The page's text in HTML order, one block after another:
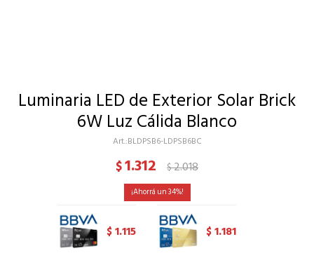
Luminaria LED de Exterior Solar Brick
6W Luz Cálida Blanco
BLDPSB6-LDPSB6BC
$1.312 $2.018
34
$1.115 $1.181